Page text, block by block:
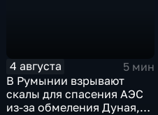
4 августа
5 мин
В Румынии взрывают
скалы для спасения АЭС
из-за обмеления Дуная,